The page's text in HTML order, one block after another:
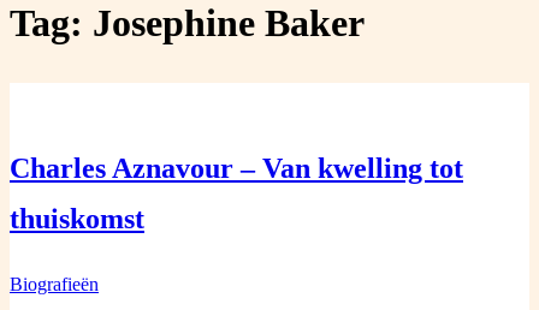
Tag: Josephine Baker
Charles Aznavour – Van kwelling tot
thuiskomst
Biografieën